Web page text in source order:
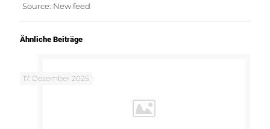
Source: New feed
Ähnliche Beiträge
17. Dezember 2025